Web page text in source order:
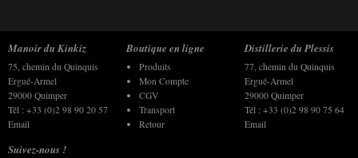
Manoir du Kinkiz
75, chemin du Quinquis
Ergué-Armel
29000 Quimper
Tél : +33 (0)2 98 90 20 57
Email
Boutique en ligne
Produits
Mon Compte
CGV
Transport
Retour
Distillerie du Plessis
77, chemin du Quinquis
Ergué-Armel
29000 Quimper
Tél : +33 (0)2 98 90 75 64
Email
Suivez-nous !